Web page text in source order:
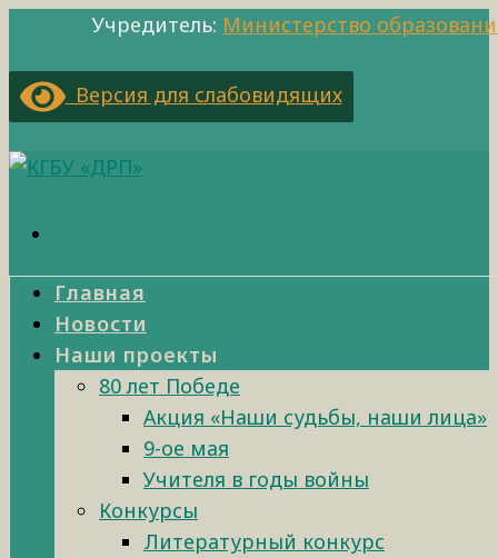
Учредитель: Министерство
Версия для слабовидящих
Главная
Новости
Наши проекты
80 лет Победе
Акция «Наши судьбы, наши лица»
9-ое мая
Учителя в годы войны
Конкурсы
Литературный конкурс